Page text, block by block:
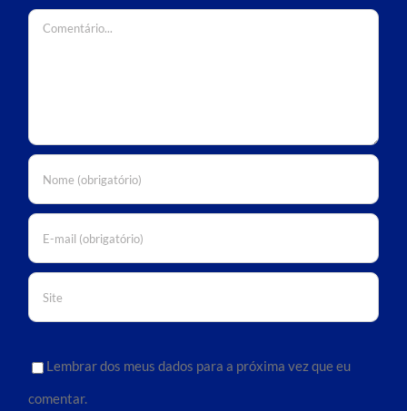
Comentário
Lembrar dos meus dados para a próxima vez que eu
comentar.